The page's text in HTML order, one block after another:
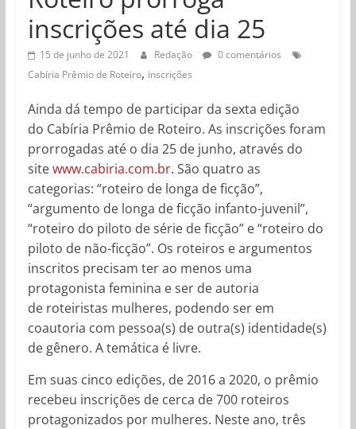
inscrições até dia 25
15 de junho de 2021 Redação
0 comentários
Cabíria Prêmio de Roteiro, inscrições
Ainda dá tempo de participar da sexta edição
do Cabíria Prêmio de Roteiro. As inscrições foram
prorrogadas até o dia 25 de junho, através do
sitewww.cabiria.com.br. São quatro as
categorias: “roteiro de longa de ficção”,
“argumento de longa de ficção infanto-juvenil”,
“roteiro do piloto de série de ficção” e “roteiro do
piloto de não-ficção”. Os roteiros e argumentos
inscritos precisam ter ao menos uma
protagonista feminina e ser de autoria
de roteiristas mulheres, podendo ser em
coautoria com pessoa(s) de outra(s) identidade(s)
de gênero. A temática é livre.
Em suas cinco edições, de 2016 a 2020, o prêmio
recebeu inscrições de cerca de 700 roteiros
protagonizados por mulheres. Neste ano, três